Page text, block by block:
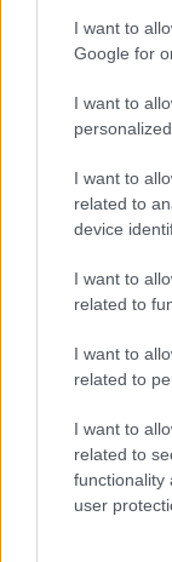
I want to
Google for
I want to
I want to
related to
device
I want to
related to
I want to
related to
I want to
related to
functionality
user
για το
δεδομένης
ακροδεξιάς
στρέφονται
λαϊκιστικό
διατηρήσει